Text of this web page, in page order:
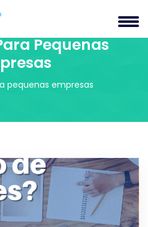
Pequenas
pequenas empresas